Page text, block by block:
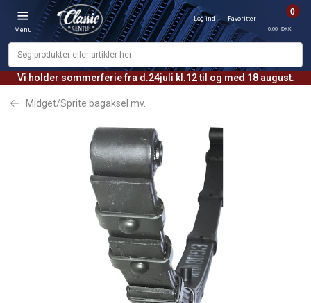
Vi holder sommerferie fra d.24juli kl.12 til og med 18 august.
Menu
Log ind Favoritter
0
0,00 DKK
Midget/Sprite bagaksel mv.